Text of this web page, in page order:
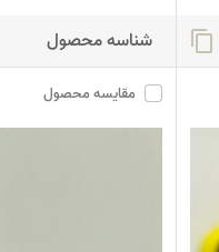
content_copy شناسه محصول
مقایسه محصول